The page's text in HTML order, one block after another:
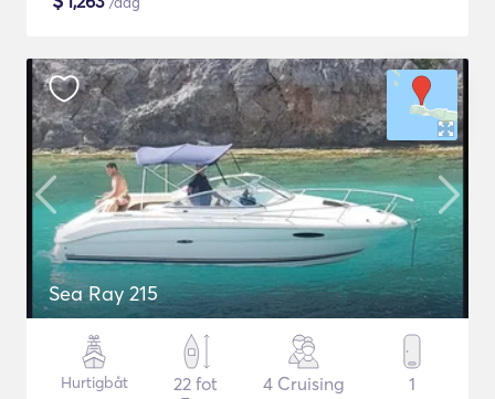
Sea Ray 215
Hurtigbåt
22 fot
4 Cruising 1